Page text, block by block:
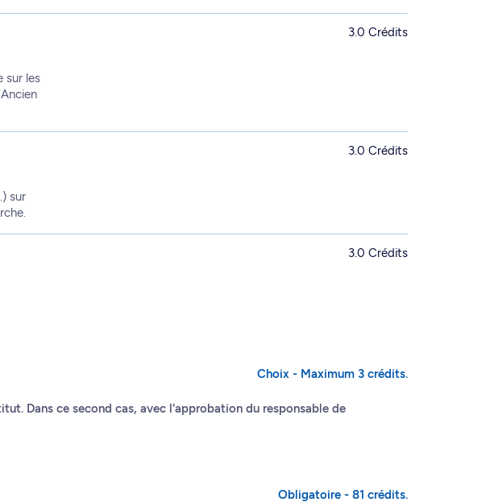
sur les
3.0 Crédits
sur
3.0 Crédits
3.0 Crédits
Choix - Maximum 3 crédits.
Dans ce second cas, avec l'approbation du responsable de
Obligatoire - 81 crédits.